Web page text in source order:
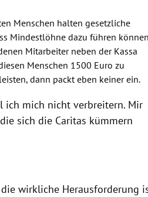
Menschen halten gesetzliche
Mindestlöhne dazu führen
Mitarbeiter neben der Kassa
Menschen 1500 Euro zu
dann packt eben keiner ein.
ich mich nicht verbreitern. Mir
sich die Caritas kümmern
wirkliche Herausforderung